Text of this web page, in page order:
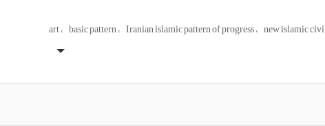
art basic pattern Iranian islamic pattern of progress new islamic